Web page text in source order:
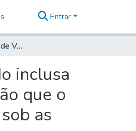
Entrar
Carta do Vice Rei Luis de Vasconcellos a Martim Lopes trazendo inclusa uma representação do Coronel de artilharia que expõe a precisão que o mesmo tem do destacamento que marchou para esta capitania sob as ordens do Brigadeiro José Custodio
inclusa
que o
as